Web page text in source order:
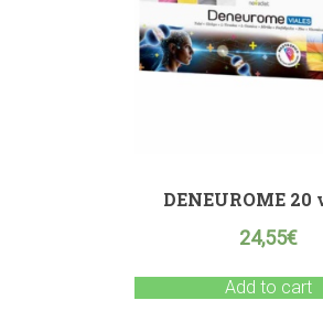
DENEUROME 20
24,55€
Add to cart